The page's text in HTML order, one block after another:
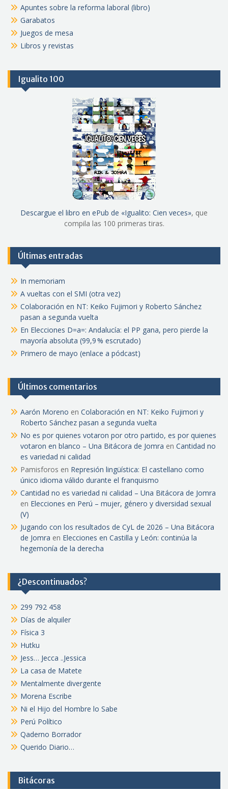
Apuntes sobre la reforma laboral (libro)
Garabatos
Juegos de mesa
Libros y revistas
Igualito 100
Descargue el libro en ePub de «Igualito: Cien veces», que
compila las 100 primeras tiras.
Últimas entradas
In memoriam
A vueltas con el SMI (otra vez)
Colaboración en NT: Keiko Fujimori y Roberto Sánchez
pasan a segunda vuelta
En Elecciones D=a=: Andalucía: el PP gana, pero pierde la
mayoría absoluta (99,9 % escrutado)
Primero de mayo (enlace a pódcast)
Últimos comentarios
Aarón Moreno en Colaboración en NT: Keiko Fujimori y
Roberto Sánchez pasan a segunda vuelta
No es por quienes votaron por otro partido, es por quienes
votaron en blanco – Una Bitácora de Jomra en Cantidad no
es variedad ni calidad
Pamisforos en Represión lingüística: El castellano como
único idioma válido durante el franquismo
Cantidad no es variedad ni calidad – Una Bitácora de Jomra
en Elecciones en Perú – mujer, género y diversidad sexual
(V)
Jugando con los resultados de CyL de 2026 – Una Bitácora
de Jomra en Elecciones en Castilla y León: continúa la
hegemonía de la derecha
¿Descontinuados?
299 792 458
Días de alquiler
Física 3
Hutku
Jess… Jecca ..Jessica
La casa de Matete
Mentalmente divergente
Morena Escribe
Ni el Hijo del Hombre lo Sabe
Perú Político
Qaderno Borrador
Querido Diario…
Bitácoras